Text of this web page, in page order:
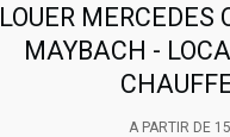
LOUER MERCEDES
MAYBACH -
A PARTIR DE